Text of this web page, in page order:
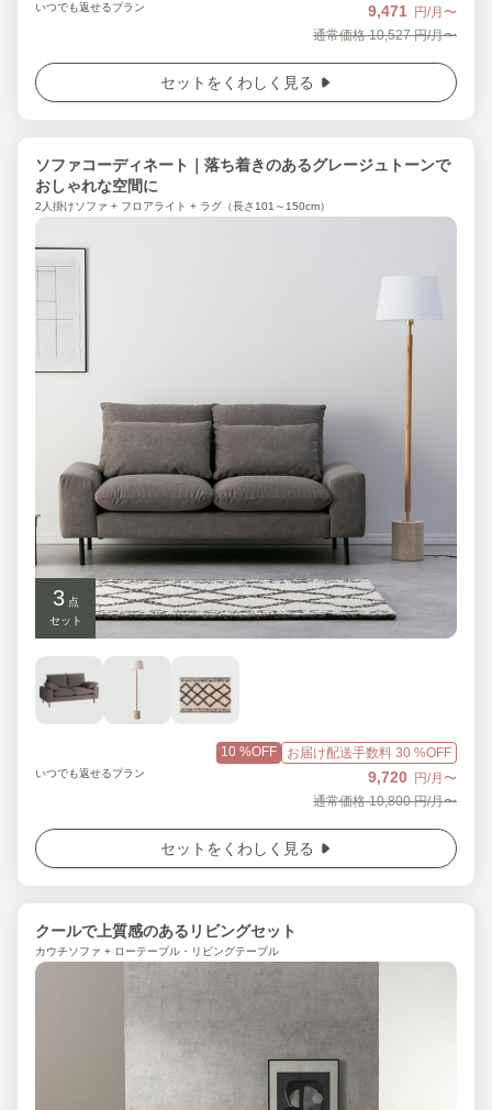
いつでも返せるプラン 9,471
円/月〜
通常価格 10,527 円/月〜
セットをくわしく見る
ソファコーディネート｜落ち着きのあるグレージュトーンで
おしゃれな空間に
2人掛けソファ + フロアライト + ラグ（長さ101～150cm）
3点
セット
10 %OFF お届け配送手数料 30 %OFF
いつでも返せるプラン 9,720 円/月〜
通常価格 10,800 円/月〜
セットをくわしく見る
クールで上質感のあるリビングセット
カウチソファ + ローテーブル・リビングテーブル